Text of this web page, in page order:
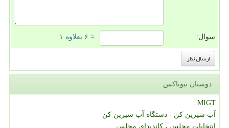
سوال: = ۶ بعلاوه ۱
دوستان نیوباکس
MIGT
آب شیرین کن - دستگاه آب شیرین کن
انتخابات مجلس ، کاندیدای مجلس